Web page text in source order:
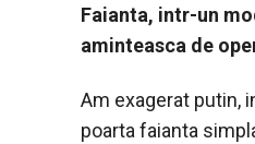
Faianta, intr-un
aminteasca de
Am exagerat putin,
poarta faianta